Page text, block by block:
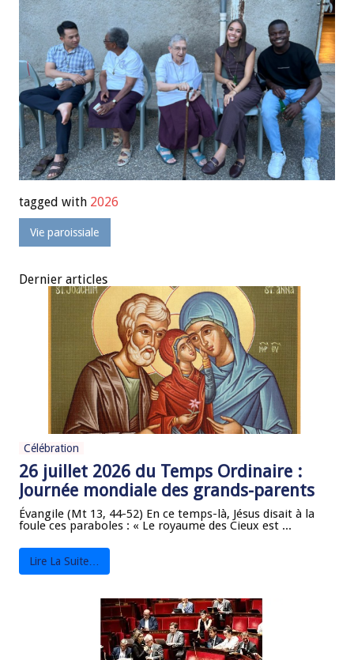
tagged with 2026
Vie paroissiale
Dernier articles
Célébration
26 juillet 2026 du Temps Ordinaire :
Journée mondiale des grands-parents
Évangile (Mt 13, 44-52) En ce temps-là, Jésus disait à la
foule ces paraboles : « Le royaume des Cieux est ...
Lire La Suite…